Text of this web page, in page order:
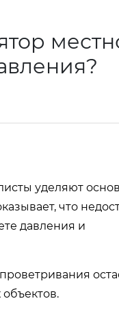
уделяют
что
давления и